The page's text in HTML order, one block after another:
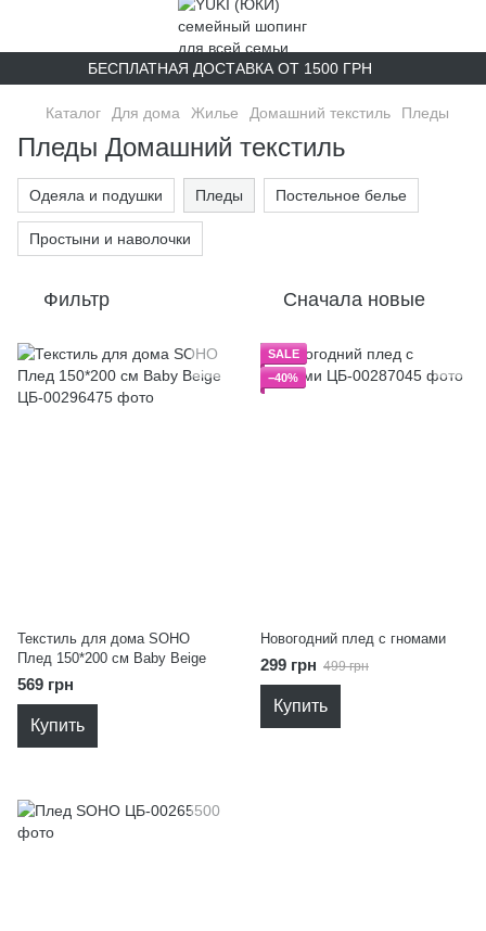
БЕСПЛАТНАЯ ДОСТАВКА ОТ 1500 ГРН
Каталог Для дома Жилье Домашний текстиль Пледы
Пледы Домашний текстиль
Одеяла и подушки Пледы Постельное белье
Простыни и наволочки
Фильтр Сначала новые
Текстиль для дома SOHO
Плед 150*200 см Baby Beige
569 грн
Купить
SALE
−40%
Новогодний плед с гномами
299 грн 499 грн
Купить